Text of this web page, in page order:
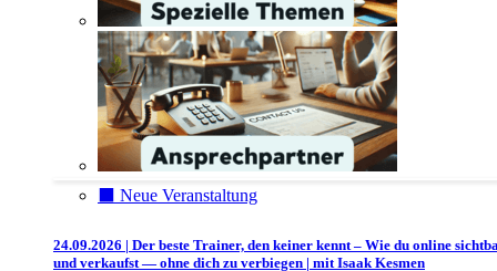
⬛️ Neue Veranstaltung
24.09.2026 | Der beste Trainer, den keiner kennt – Wie du online
und verkaufst — ohne dich zu verbiegen | mit Isaak Kesmen